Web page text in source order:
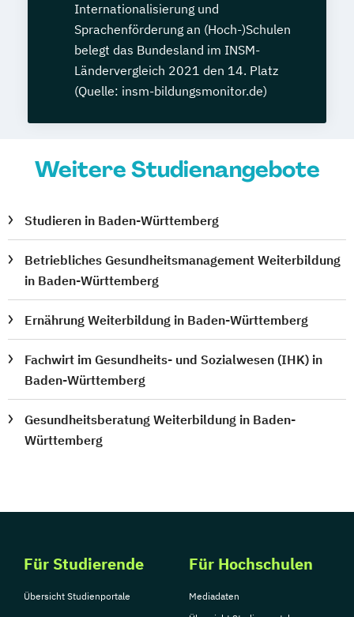
Internationalisierung und
Sprachenförderung an (Hoch-)Schulen
belegt das Bundesland im INSM-
Ländervergleich 2021 den 14. Platz
(Quelle: insm-bildungsmonitor.de)
Weitere Studienangebote
Studieren in Baden-Württemberg
Betriebliches Gesundheitsmanagement Weiterbildung
in Baden-Württemberg
Ernährung Weiterbildung in Baden-Württemberg
Fachwirt im Gesundheits- und Sozialwesen (IHK) in
Baden-Württemberg
Gesundheitsberatung Weiterbildung in Baden-
Württemberg
Für Studierende
Übersicht Studienportale
Für Hochschulen
Mediadaten